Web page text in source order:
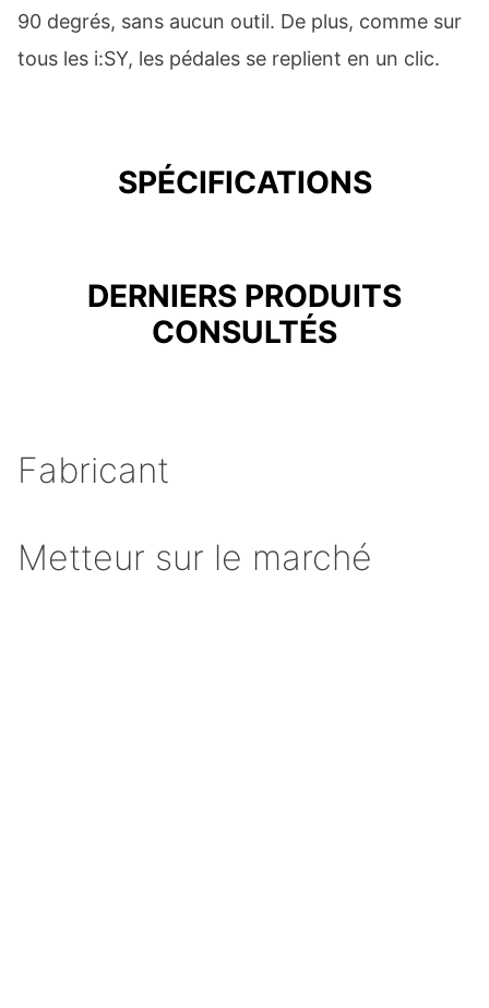
90 degrés, sans aucun outil. De plus, comme sur
tous les i:SY, les pédales se replient en un clic.
SPÉCIFICATIONS
DERNIERS PRODUITS
CONSULTÉS
Fabricant
Metteur sur le marché